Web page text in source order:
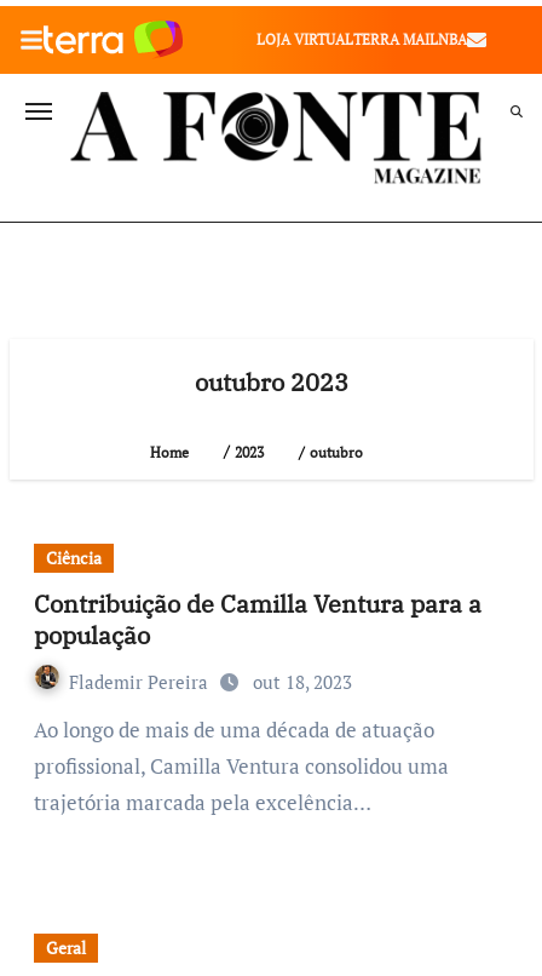
010" />
LOJA VIRTUALTERRA MAILNBA
outubro 2023
Home 2023 outubro
Ciência
Contribuição de Camilla Ventura para a
população
Flademir Pereira out 18, 2023
Ao longo de mais de uma década de atuação
profissional, Camilla Ventura consolidou uma
trajetória marcada pela excelência…
Geral